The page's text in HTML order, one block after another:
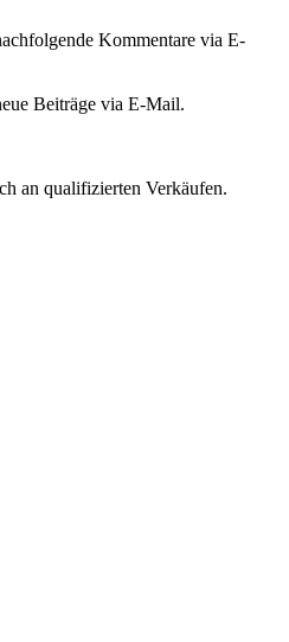
Kommentare via E-
Beiträge via E-Mail.
an qualifizierten Verkäufen.